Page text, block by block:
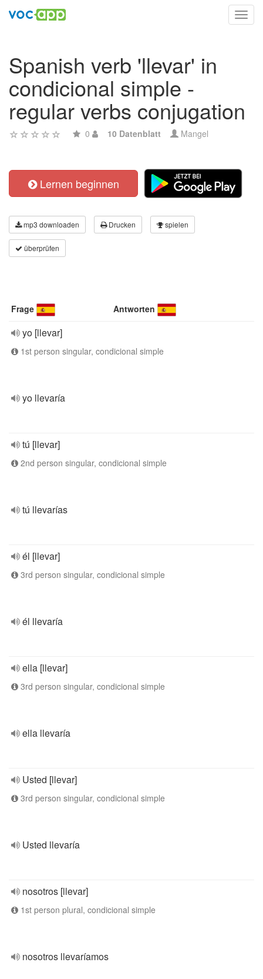
Spanish verb 'llevar' in
condicional simple -
regular verbs conjugation
0 10 Datenblatt Mangel
Lernen beginnen
mp3 downloaden Drucken spielen
überprüfen
Frage Antworten
yo [llevar]
1st person singular, condicional simple
yo llevaría
tú [llevar]
2nd person singular, condicional simple
tú llevarías
él [llevar]
3rd person singular, condicional simple
él llevaría
ella [llevar]
3rd person singular, condicional simple
ella llevaría
Usted [llevar]
3rd person singular, condicional simple
Usted llevaría
nosotros [llevar]
1st person plural, condicional simple
nosotros llevaríamos